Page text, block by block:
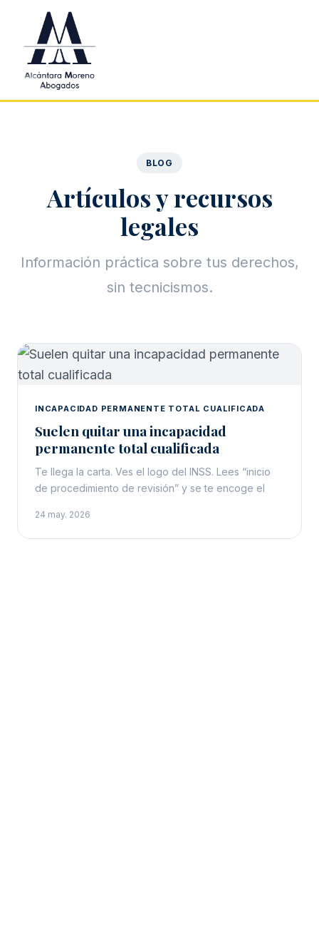
Saltar al contenido principal
BLOG
Artículos y recursos
legales
Información práctica sobre tus derechos,
sin tecnicismos.
INCAPACIDAD PERMANENTE TOTAL CUALIFICADA
Suelen quitar una incapacidad
permanente total cualificada
Te llega la carta. Ves el logo del INSS. Lees “inicio
de procedimiento de revisión” y se te encoge el
24 may. 2026